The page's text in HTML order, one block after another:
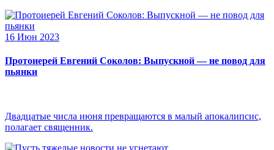
16 Июн 2023
Протоиерей Евгений Соколов: Выпускной — не повод для
пьянки
Двадцатые числа июня превращаются в малый апокалипсис,
полагает священник.